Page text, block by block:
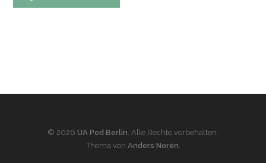
© 2026 UA Pod Berlin. Alle Rechte vorbehalten.
Thema von Anders Norén.